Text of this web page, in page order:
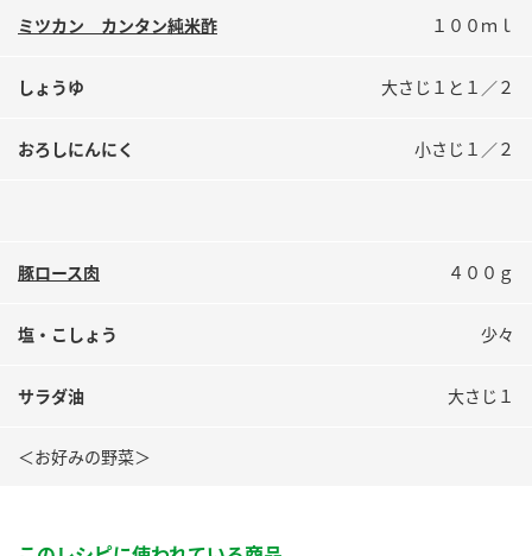
人気商品 ＋ おすすめレシピ
ミツカン カンタン純米酢 １００ｍｌ
しょうゆ 大さじ１と１／２
おろしにんにく 小さじ１／２
豚ロース肉 ４００ｇ
塩・こしょう 少々
サラダ油 大さじ１
＜お好みの野菜＞